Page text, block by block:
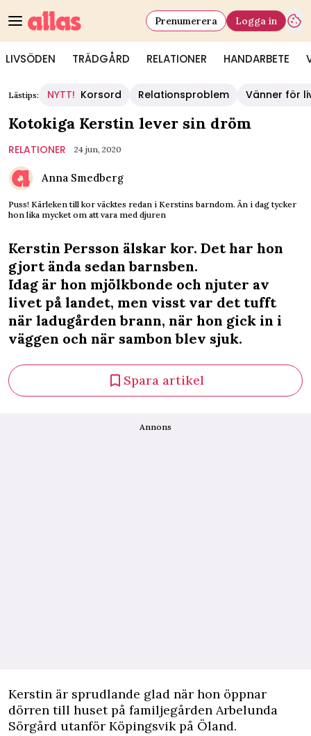
LIVSÖDEN TRÄDGÅRD RELATIONER HANDARBETE
Prenumerera Logga in
Lästips: NYTT! Korsord Relationsproblem Vänner för
Kotokiga Kerstin lever sin dröm
RELATIONER 24 jun, 2020
Anna Smedberg
Puss! Kärleken till kor väcktes redan i Kerstins barndom. Än i dag tycker
hon lika mycket om att vara med djuren
Kerstin Persson älskar kor. Det har hon
gjort ända sedan barnsben.
Idag är hon mjölkbonde och njuter av
livet på landet, men visst var det tufft
när ladugården brann, när hon gick in i
väggen och när sambon blev sjuk.
Spara artikel
Annons
Kerstin är sprudlande glad när hon öppnar
dörren till huset på familjegården Arbelunda
Sörgård utanför Köpingsvik på Öland.